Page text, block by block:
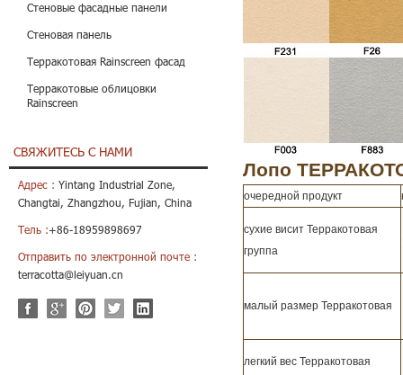
Стеновые фасадные панели
Стеновая панель
Терракотовая Rainscreen фасад
Терракотовые облицовки
Rainscreen
СВЯЖИТЕСЬ С НАМИ
Адрес : Yintang Industrial Zone,
Changtai, Zhangzhou, Fujian, China
Тель :+86-18959898697
Отправить по электронной почте :
terracotta@leiyuan.cn
Лопо
очередной продукт
сухие висит Терракотовая
группа
малый размер Терракотовая
легкий вес Терракотовая